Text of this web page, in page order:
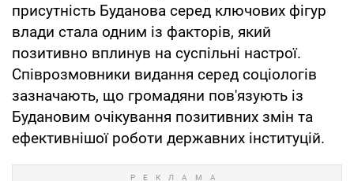
присутність Буданова серед ключових фігур
влади стала одним із факторів, який
позитивно вплинув на суспільні настрої.
Співрозмовники видання серед соціологів
зазначають, що громадяни пов'язують із
Будановим очікування позитивних змін та
ефективнішої роботи державних інституцій.